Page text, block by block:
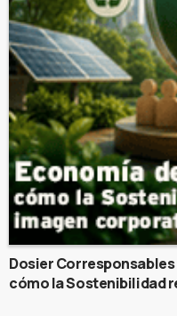
Dosier
cómo la Sostenibilidad